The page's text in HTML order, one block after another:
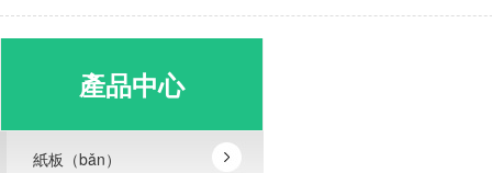
產品中心
紙板（bǎn）